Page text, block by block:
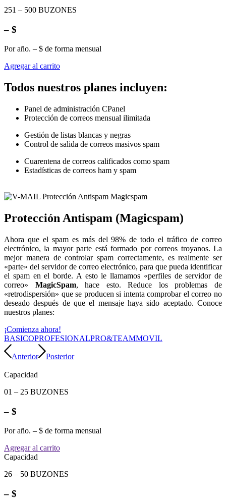
251 – 500 BUZONES
– $
Por año. – $ de forma mensual
Agregar al carrito
Todos nuestros planes incluyen:
Panel de administración CPanel
Protección de correos mensual ilimitada
Gestión de listas blancas y negras
Control de salida de correos masivos spam
Cuarentena de correos calificados como spam
Estadísticas de correos ham y spam
Protección Antispam (Magicspam)
Ahora que el spam es más del 98% de todo el tráfico de correo
electrónico, la mayor parte está formado por correos troyanos. La
mejor manera de controlar spam correctamente, es realmente ser
«parte» del servidor de correo electrónico, para que pueda identificar
el spam en el borde. A esto le llamamos «perfiles de servidor de
correo» MagicSpam, hace esto. Reduce los problemas de
«retrodispersión» que se producen si intenta comprobar el correo no
deseado después de que el mensaje haya sido aceptado. Conoce
nuestros planes:
¡Comienza ahora!
BASICOPROFESIONALPRO&TEAMMOVIL
Anterior Posterior
Capacidad
01 – 25 BUZONES
– $
Por año. – $ de forma mensual
Agregar al carrito
Capacidad
26 – 50 BUZONES
– $